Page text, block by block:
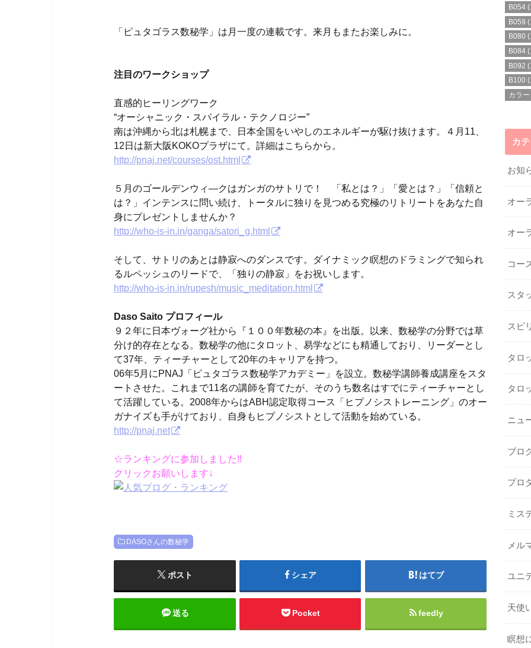
「ピュタゴラス数秘学」は月一度の連載です。来月もまたお楽しみに。
注目のワークショップ
直感的ヒーリングワーク
“オーシャニック・スパイラル・テクノロジー”
南は沖縄から北は札幌まで、日本全国をいやしのエネルギーが駆け抜けます。４月11、
12日は新大阪KOKOプラザにて。詳細はこちらから。
http://pnaj.net/courses/ost.html
５月のゴールデンウィ―クはガンガのサトリで！ 「私とは？」「愛とは？」「信頼と
は？」インテンスに問い続け、トータルに独りを見つめる究極のリトリートをあなた自
身にプレゼントしませんか？
http://who-is-in.in/ganga/satori_g.html
そして、サトリのあとは静寂へのダンスです。ダイナミック瞑想のドラミングで知られ
るルペッシュのリードで、「独りの静寂」をお祝いします。
http://who-is-in.in/rupesh/music_meditation.html
Daso Saito プロフィール
９２年に日本ヴォーグ社から『１００年数秘の本』を出版。以来、数秘学の分野では草
分け的存在となる。数秘学の他にタロット、易学などにも精通しており、リーダーとし
て37年、ティーチャーとして20年のキャリアを持つ。
06年5月にPNAJ「ピュタゴラス数秘学アカデミー」を設立。数秘学講師養成講座をスタ
ートさせた。これまで11名の講師を育てたが、そのうち数名はすでにティーチャーとし
て活躍している。2008年からはABH認定取得コース「ヒプノシストレーニング」のオー
ガナイズも手がけており、自身もヒプノシストとして活動を始めている。
http://pnaj.net
☆ランキングに参加しました!!
クリックお願いします↓
DASOさんの数秘学
ポスト シェア はてブ
送る Pocket feedly
B054
B059
B080
B084
B092
B100
カラ
カ
お知
オー
オー
コー
スタ
スピ
タロ
タロ
ニュ
ブロ
プロ
ミス
メル
ユニ
天使
瞑想